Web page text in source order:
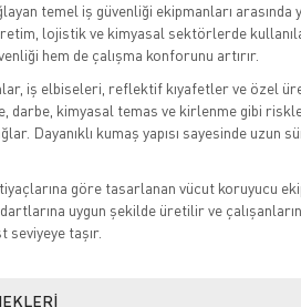
temel iş güvenliği ekipmanları arasında
lojistik ve kimyasal sektörlerde
hem de çalışma konforunu artırır.
iş elbiseleri, reflektif kıyafetler ve özel
darbe, kimyasal temas ve kirlenme gibi
Dayanıklı kumaş yapısı sayesinde uzun
göre tasarlanan vücut koruyucu
uygun şekilde üretilir ve çalışanların
seviyeye taşır.